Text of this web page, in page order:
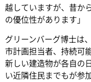
越していますが、昔か
の優位性があります」
グリーンバーグ博士は
市計画担当者、持続可
新しい建造物が各自の
い近隣住民までもが参